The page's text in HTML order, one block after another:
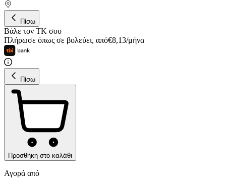
Πίσω
Βάλε τον ΤΚ σου
Πλήρωσε όπως σε βολεύει, από€8,13/μήνα
Πίσω
Προσθήκη στο καλάθι
Αγορά από